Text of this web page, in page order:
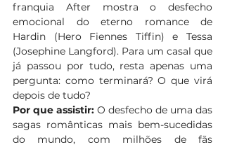
franquia After mostra o desfecho
emocional do eterno romance de
Hardin (Hero Fiennes Tiffin) e Tessa
(Josephine Langford). Para um casal que
já passou por tudo, resta apenas uma
pergunta: como terminará? O que virá
depois de tudo?
Por que assistir: O desfecho de uma das
sagas românticas mais bem-sucedidas
do mundo, com milhões de fãs